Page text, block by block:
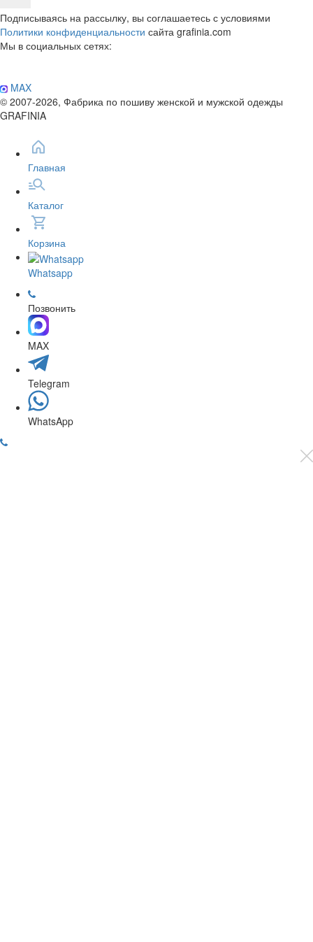
Подписываясь на рассылку, вы соглашаетесь с условиями
Политики конфиденциальности сайта grafinia.com
Мы в социальных сетях:
MAX
© 2007-2026, Фабрика по пошиву женской и мужской одежды
GRAFINIA
Главная
Каталог
Корзина
Whatsapp
Позвонить
MAX
Telegram
WhatsApp